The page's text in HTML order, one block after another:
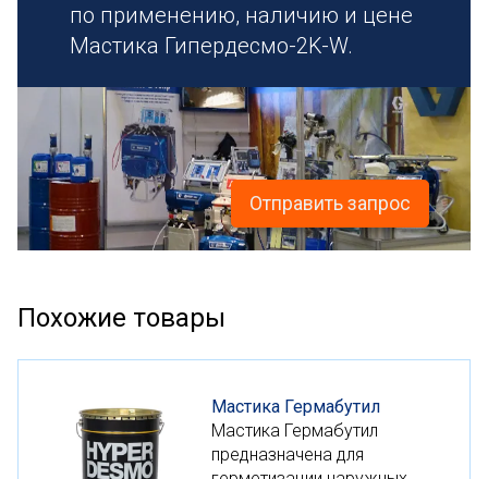
по применению, наличию и цене
Мастика Гипердесмо-2K-W.
Отправить запрос
Похожие товары
Мастика Гермабутил
Мастика Гермабутил
предназначена для